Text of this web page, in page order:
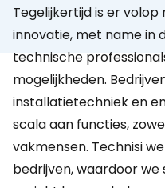
Tegelijkertijd is er
innovatie, met name in
technische
mogelijkheden.
installatietechniek en
scala aan functies,
vakmensen. Technisi
bedrijven, waardoor we